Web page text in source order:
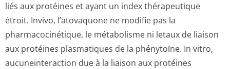
liés aux protéines et ayant un index thérapeutique
étroit. Invivo, l’atovaquone ne modifie pas la
pharmacocinétique, le métabolisme ni letaux de liaison
aux protéines plasmatiques de la phénytoïne. In vitro,
aucuneinteraction due à la liaison aux protéines